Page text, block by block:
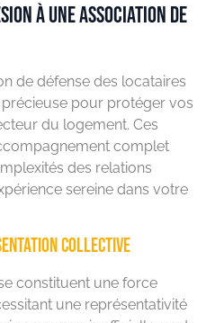
à une association de
de défense des locataires
pour protéger vos
du logement. Ces
complet
des relations
sereine dans votre
collective
constituent une force
une représentativité